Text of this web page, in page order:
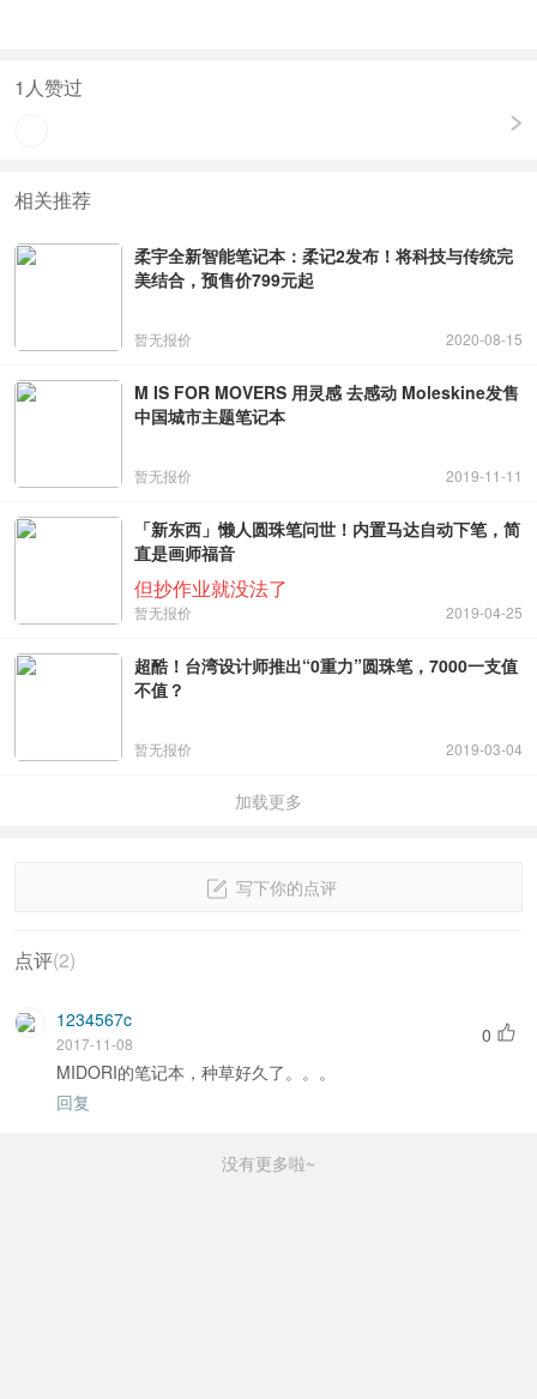
1 人赞过
相关推荐
柔宇全新智能笔记本：柔记2发布！将科技与传统完
美结合，预售价799元起
暂无报价 2020-08-15
M IS FOR MOVERS ⽤灵感 去感动 Moleskine发售
中国城市主题笔记本
暂无报价 2019-11-11
「新东西」懒人圆珠笔问世！内置马达自动下笔，简
直是画师福音
但抄作业就没法了
暂无报价 2019-04-25
超酷！台湾设计师推出“0重力”圆珠笔，7000一支值
不值？
暂无报价 2019-03-04
加载更多
写下你的点评
点评(2)
1234567c
2017-11-08
0
MIDORI的笔记本，种草好久了。。。
回复
没有更多啦~